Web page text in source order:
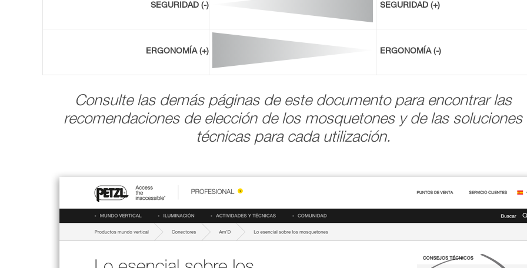
SEGURIDAD (-) SEGURIDAD (+)
ERGONOMÍA (+) ERGONOMÍA (-)
Consulte las demás páginas de este documento para encontrar las
recomendaciones de elección de los mosquetones y de las soluciones
técnicas para cada utilización.